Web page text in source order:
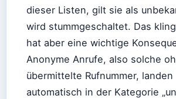
dieser Listen, gilt sie als
wird stummgeschaltet. Das
hat aber eine wichtige
Anonyme Anrufe, also solche
übermittelte Rufnummer, landen
automatisch in der Kategorie